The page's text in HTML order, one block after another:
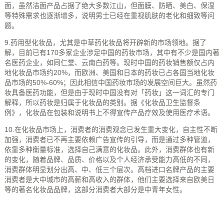
面，虽然洁面产品占据了绝大多数江山，但面膜、防晒、美白、保湿
等特殊需求也逐渐增多，说明男士已经在重视肌肤的老化和细致等问
题。
9.药用型化妆品，尤其是中草药化妆品将开辟新的市场领地。据了
解，目前已有170多家企业涉足中国的药妆市场，其中有不少是国内著
名医药企业，如同仁堂、云南白药等。现时中国的药妆销售额仅占内
地化妆品市场约20%，而欧洲、美国和日本的药妆已占各国当地化妆
品市场的50%-60%；因此相信中国药妆市场的发展空间巨大。虽然药
妆具备医药功能，但是由于现时中国没有对「药妆」这一词汇的专门
解释，所以药妆是归属于化妆品的类别。据《化妆品卫生监督条
例》，化妆品在包装和说明书上不得宣传产品疗效及使用医疗术语。
10.在化妆品市场上，消费者的消费观念已发生重大变化，自主性不断
加强，消费者已不再主要依赖广告宣传的引导，而是通过多种管道，
依靠多种衡量标准，选择自己满意的化妆品。此外，消费群体也有新
的变化，随着品牌、品质、价格以及个人经济承受能力高低的不同，
消费群体明显划分出高、中、低三个层次。高档进口名牌产品的主要
消费者是大中城市的高薪和高收入的群体，他们主要选择来自欧美日
等的著名化妆品品牌，这部分消费者大部分是中青年女性。